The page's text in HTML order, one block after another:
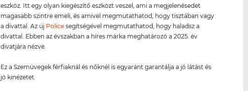
eszköz. Itt egy olyan kiegészítő eszközt veszel, ami a megjelenésedet
magasabb szintre emeli, és amivel megmutathatod, hogy tisztában vagy
a divattal. Az új Police segítségével megmutathatod, hogy haladsz a
divattal. Ebben az évszakban a híres márka meghatározó a 2025. év
divatjára nézve.
Ez a Szemüvegek férfiaknál és nőknél is egyaránt garantálja a jó látást és
jó kinézetet.